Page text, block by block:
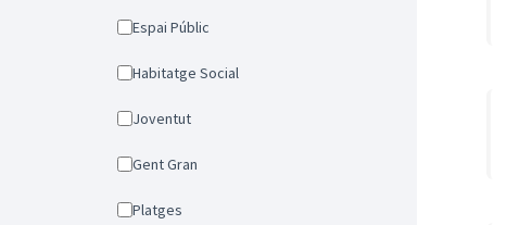
Espai Públic
Habitatge Social
Joventut
Gent Gran
Platges